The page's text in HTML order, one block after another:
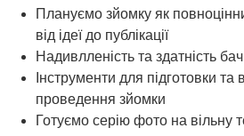
Плануємо зйомку як
від ідеї до публікації
Надивлленість та здатність
Інструменти для підготовки та
проведення зйомки
Готуємо серію фото на вільну